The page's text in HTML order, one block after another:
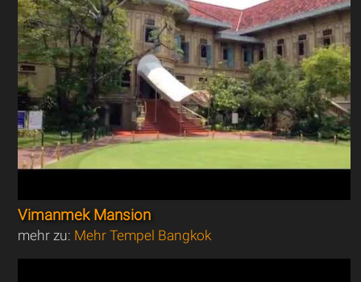
Vimanmek Mansion
mehr zu: Mehr Tempel Bangkok